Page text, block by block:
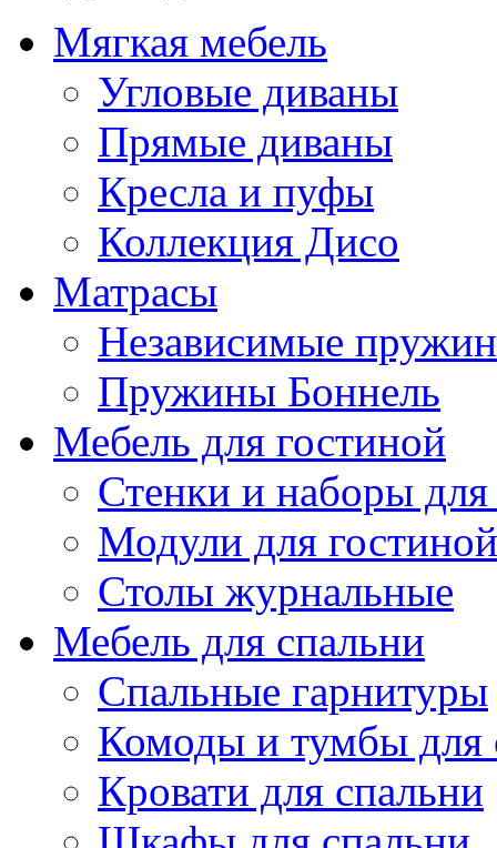
Мягкая мебель
Угловые диваны
Прямые диваны
Кресла и пуфы
Коллекция Дисо
Матрасы
Независимые
Пружины Боннель
Мебель для гостиной
Стенки и наборы для
Модули для гостиной
Столы журнальные
Мебель для спальни
Спальные гарнитуры
Комоды и тумбы для
Кровати для спальни